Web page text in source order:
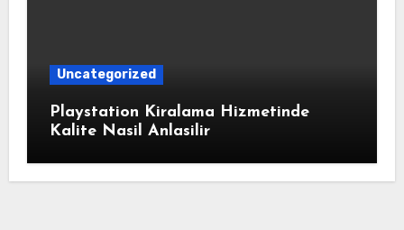
Uncategorized
Playstation Kiralama Hizmetinde
Kalite Nasil Anlasilir